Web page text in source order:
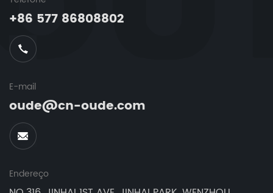
+86 577 86808802
E-mail
oude@cn-oude.com
Endereço